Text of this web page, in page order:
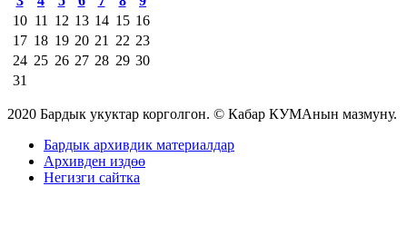
10 11 12 13 14 15 16
17 18 19 20 21 22 23
24 25 26 27 28 29 30
31
2020 Бардык укуктар корголгон. © Кабар КУМАнын мазмуну.
Бардык архивдик материалдар
Архивден издөө
Негизги сайтка